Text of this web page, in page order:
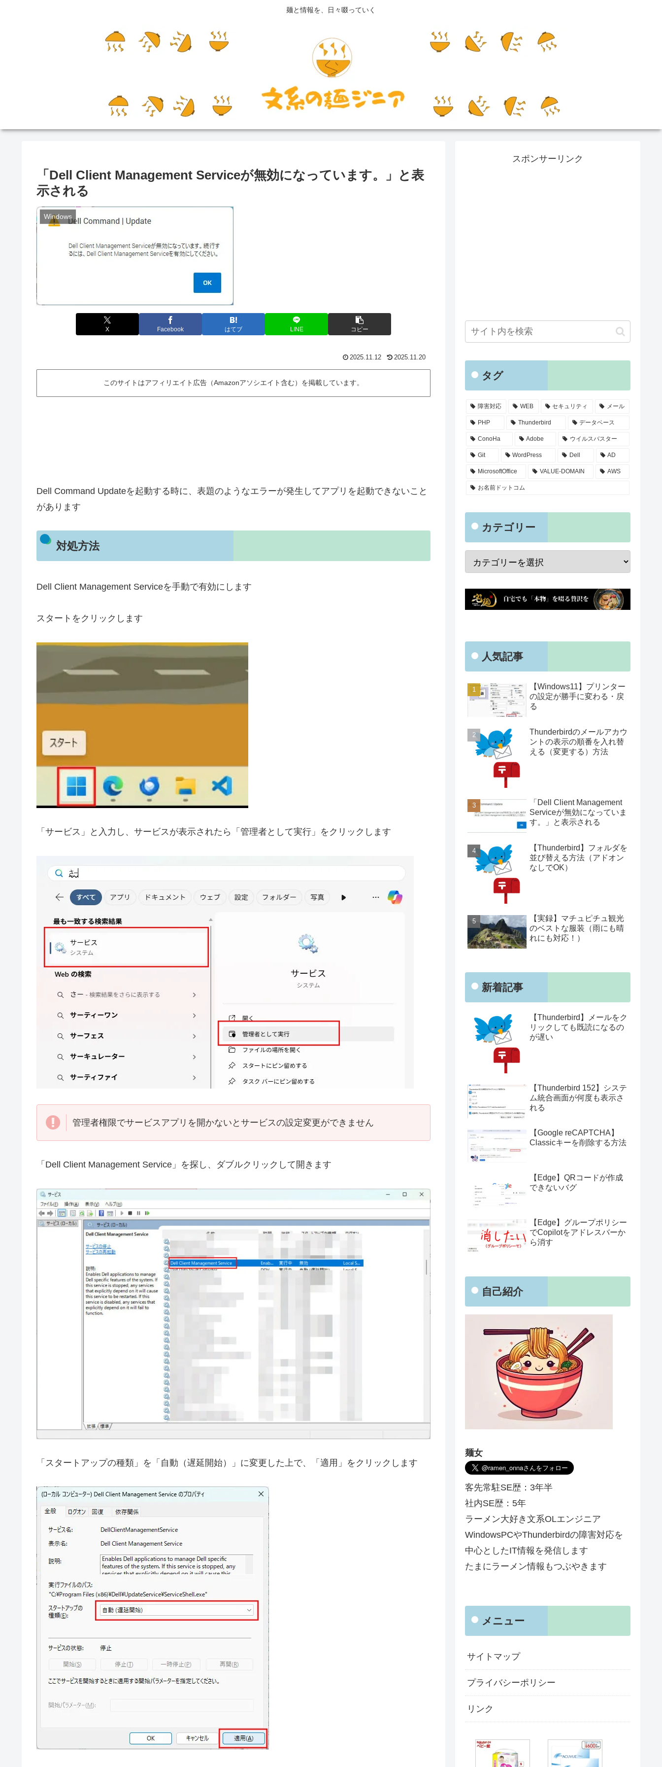
麺と情報を、日々啜っていく
「Dell Client Management Serviceが無効になっています。」と表
示される
Windows
X Facebook はてブ LINE コピー
2025.11.12 2025.11.20
このサイトはアフィリエイト広告（Amazonアソシエイト含む）を掲載しています。
Dell Command Updateを起動する時に、表題のようなエラーが発生してアプリを起動できないこと
があります
対処方法
Dell Client Management Serviceを手動で有効にします
スタートをクリックします
「サービス」と入力し、サービスが表示されたら「管理者として実行」をクリックします
管理者権限でサービスアプリを開かないとサービスの設定変更ができません
「Dell Client Management Service」を探し、ダブルクリックして開きます
「スタートアップの種類」を「自動（遅延開始）」に変更した上で、「適用」をクリックします
スポンサーリンク
タグ
障害対応 WEB セキュリティ メール
PHP Thunderbird データベース
ConoHa Adobe ウイルスバスター
Git WordPress Dell AD
MicrosoftOffice VALUE-DOMAIN AWS
お名前ドットコム
カテゴリー
人気記事
【Windows11】プリンター
の設定が勝手に変わる・戻
る
Thunderbirdのメールアカウ
ントの表示の順番を入れ替
える（変更する）方法
「Dell Client Management
Serviceが無効になっていま
す。」と表示される
【Thunderbird】フォルダを
並び替える方法（アドオン
なしでOK）
【実録】マチュピチュ観光
のベストな服装（雨にも晴
れにも対応！）
新着記事
【Thunderbird】メールをク
リックしても既読になるの
が遅い
【Thunderbird 152】システ
ム統合画面が何度も表示さ
れる
【Google reCAPTCHA】
Classicキーを削除する方法
【Edge】QRコードが作成
できないバグ
【Edge】グループポリシー
でCopilotをアドレスバーか
ら消す
自己紹介
麺女
客先常駐SE歴：3年半
社内SE歴：5年
ラーメン大好き文系OLエンジニア
WindowsPCやThunderbirdの障害対応を
中心としたIT情報を発信します
たまにラーメン情報もつぶやきます
メニュー
サイトマップ
プライバシーポリシー
リンク